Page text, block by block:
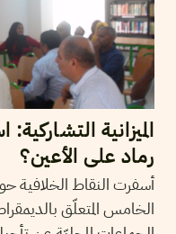
الميزانية
رماد على الأعين؟
الخامس المتعلّق